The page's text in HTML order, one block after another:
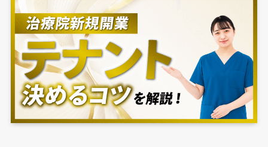
ホームページ制作
MEO対策支援
チラシ・パンフレット制作